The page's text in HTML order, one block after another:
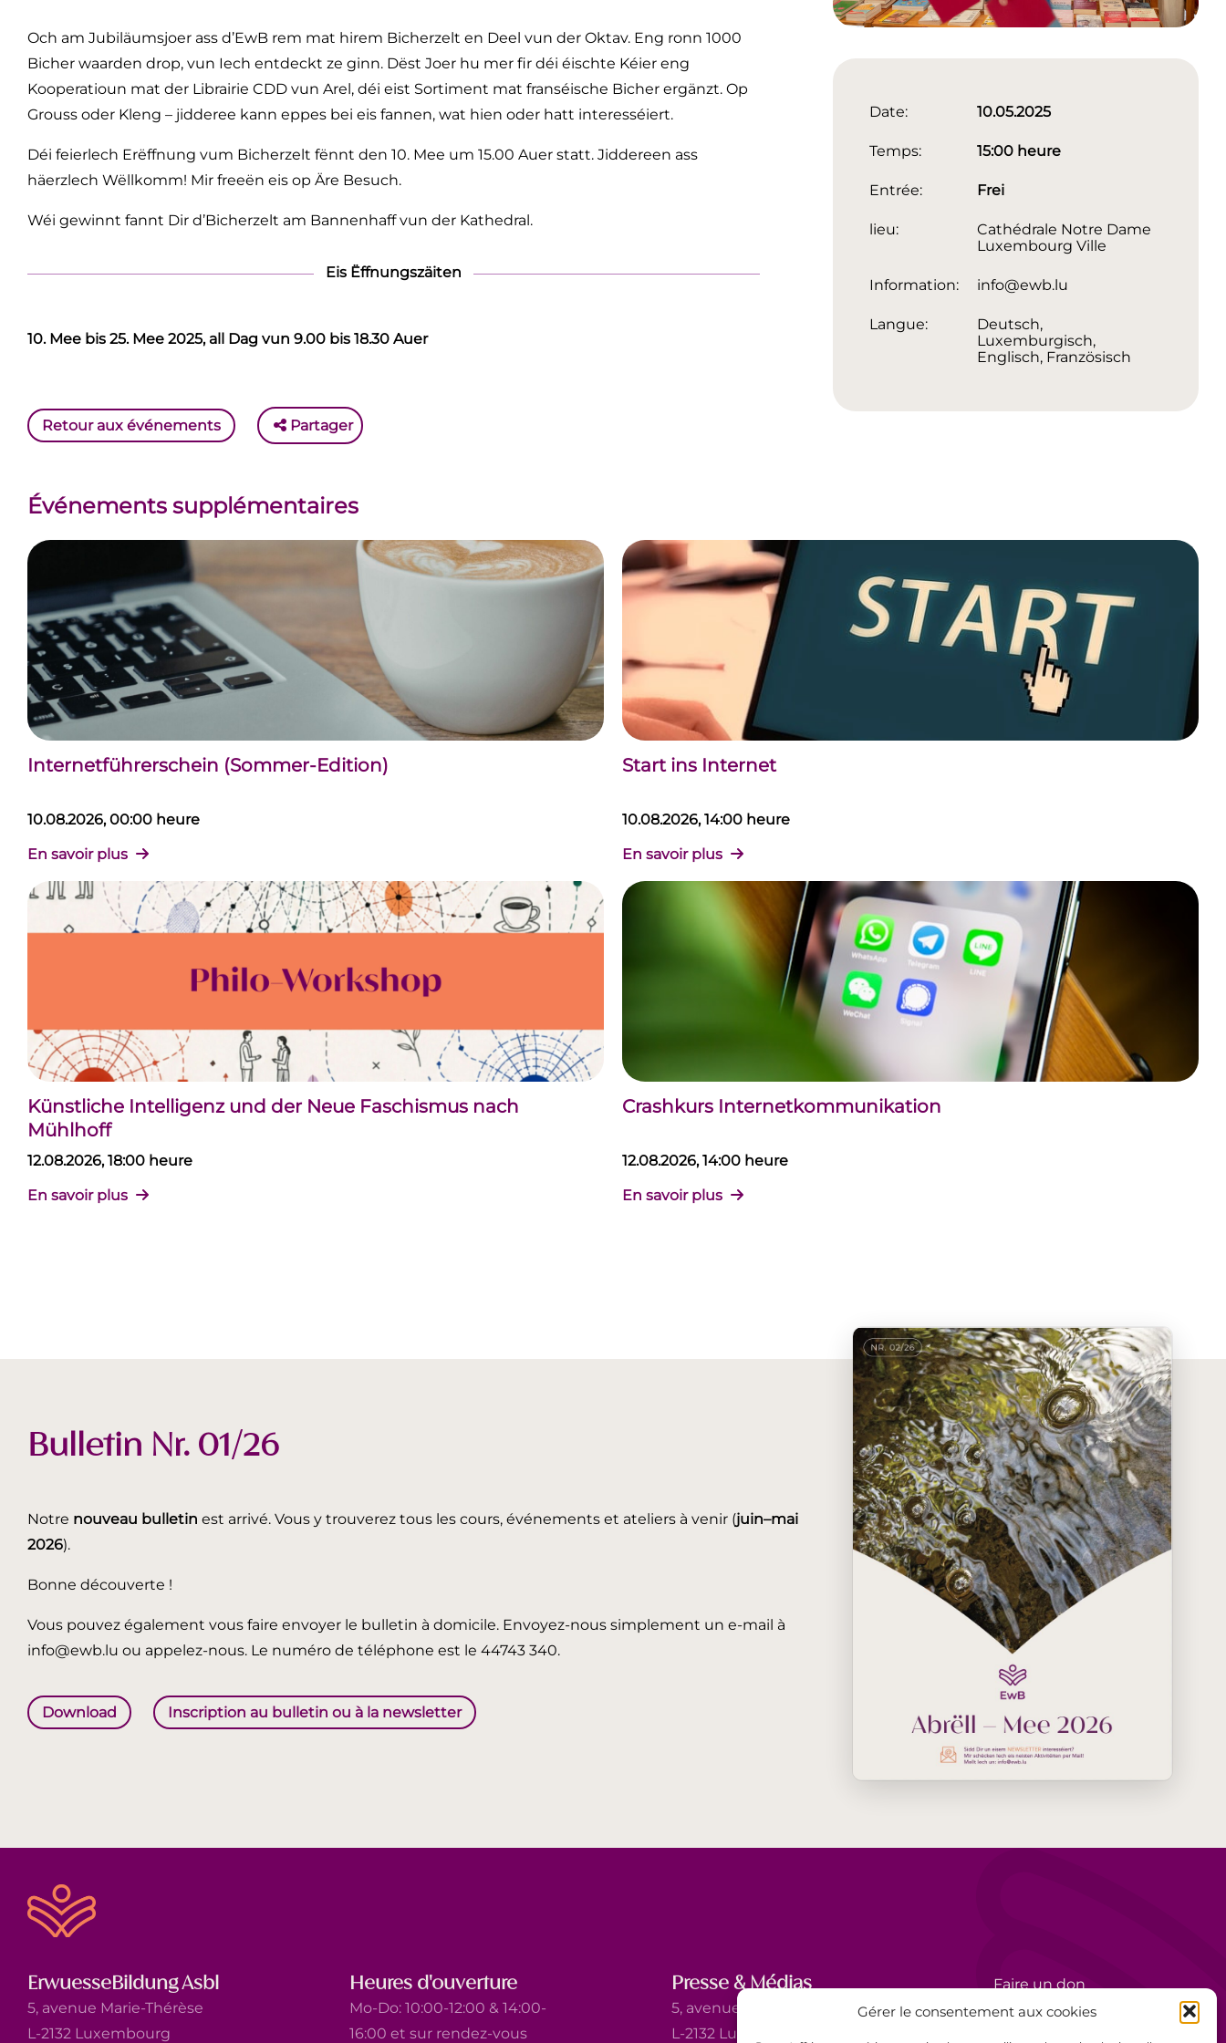
Gérer le consentement aux cookies
Och am Jubiläumsjoer ass d’EwB rem mat hirem Bicherzelt en Deel vun der Oktav. Eng ronn 1000
Bicher waarden drop, vun Iech entdeckt ze ginn. Dëst Joer hu mer fir déi éischte Kéier eng
Kooperatioun mat der Librairie CDD vun Arel, déi eist Sortiment mat franséische Bicher ergänzt. Op
Grouss oder Kleng – jidderee kann eppes bei eis fannen, wat hien oder hatt interesséiert.
Déi feierlech Erëffnung vum Bicherzelt fënnt den 10. Mee um 15.00 Auer statt. Jiddereen ass
häerzlech Wëllkomm! Mir freeën eis op Äre Besuch.
Wéi gewinnt fannt Dir d’Bicherzelt am Bannenhaff vun der Kathedral.
Eis Ëffnungszäiten
10. Mee bis 25. Mee 2025, all Dag vun 9.00 bis 18.30 Auer
Retour aux événements Partager
Date: 10.05.2025
Temps: 15:00 heure
Entrée: Frei
lieu:
Cathédrale Notre Dame
Luxembourg Ville
Information: info@ewb.lu
Langue:
Deutsch,
Luxemburgisch,
Englisch, Französisch
Événements supplémentaires
Internetführerschein (Sommer-Edition)
10.08.2026, 00:00 heure
En savoir plus
Start ins Internet
10.08.2026, 14:00 heure
En savoir plus
Künstliche Intelligenz und der Neue Faschismus nach
Mühlhoff
12.08.2026, 18:00 heure
En savoir plus
Crashkurs Internetkommunikation
12.08.2026, 14:00 heure
En savoir plus
Bulletin Nr. 01/26
Notre nouveau bulletin est arrivé. Vous y trouverez tous les cours, événements et ateliers à venir (juin–mai
2026).
Bonne découverte !
Vous pouvez également vous faire envoyer le bulletin à domicile. Envoyez-nous simplement un e-mail à
info@ewb.lu ou appelez-nous. Le numéro de téléphone est le 44743 340.
Download Inscription au bulletin ou à la newsletter
ErwuesseBildung Asbl
5, avenue Marie-Thérèse
L-2132 Luxembourg
Heures d'ouverture
Mo-Do: 10:00-12:00 & 14:00-
16:00 et sur rendez-vous
Presse & Médias
5, avenue Marie-Thérèse
L-2132 Luxembourg
Faire un don
Bénévolat